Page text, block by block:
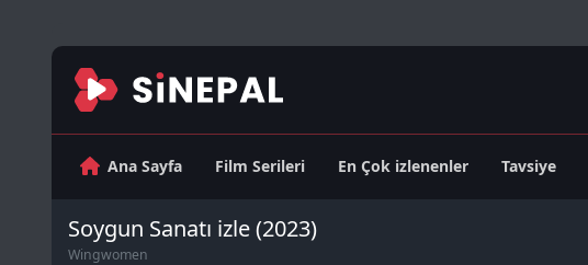
Ana Sayfa Film Serileri En Çok izlenenler Tavsiye
Soygun Sanatı izle (2023)
Wingwomen